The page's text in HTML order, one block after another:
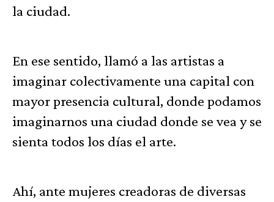
la ciudad.
En ese sentido, llamó a las artistas a
imaginar colectivamente una capital con
mayor presencia cultural, donde podamos
imaginarnos una ciudad donde se vea y se
sienta todos los días el arte.
Ahí, ante mujeres creadoras de diversas